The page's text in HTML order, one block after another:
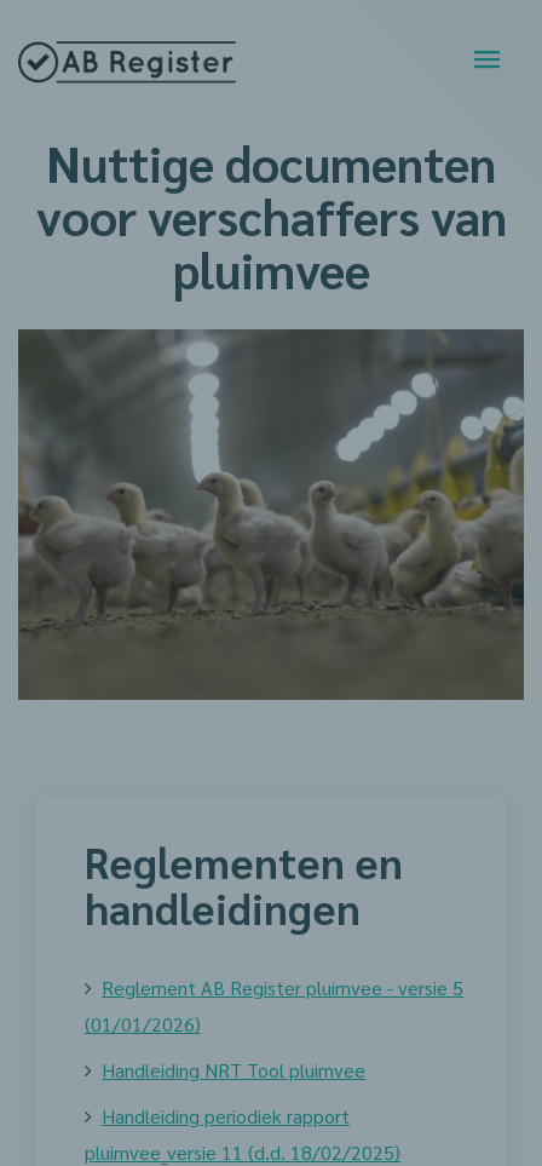
Nuttige documenten
voor verschaffers van
pluimvee
Reglementen en
handleidingen
Reglement AB Register pluimvee - versie 5
(01/01/2026)
Handleiding NRT Tool pluimvee
Handleiding periodiek rapport
pluimvee_versie 11 (d.d. 18/02/2025)